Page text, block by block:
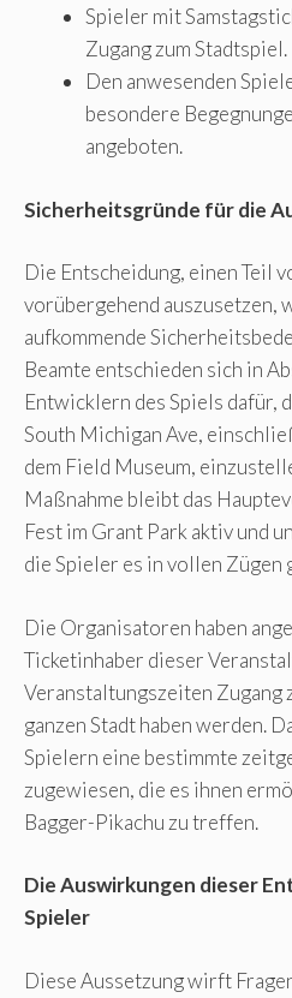
Spieler mit
Zugang zum Stadtspiel.
Den anwesenden
besondere
angeboten.
Sicherheitsgründe für die
Die Entscheidung, einen Teil
vorübergehend auszusetzen,
aufkommende
Beamte entschieden sich in
Entwicklern des Spiels dafür,
South Michigan Ave,
dem Field Museum,
Maßnahme bleibt das
Fest im Grant Park aktiv und
die Spieler es in vollen Zügen
Die Organisatoren haben
Ticketinhaber dieser
Veranstaltungszeiten Zugang
ganzen Stadt haben werden.
Spielern eine bestimmte
zugewiesen, die es ihnen
Bagger-Pikachu zu treffen.
Die Auswirkungen dieser
Spieler
Diese Aussetzung wirft